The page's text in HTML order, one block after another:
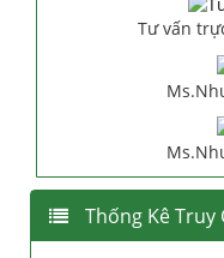
Tư vấn
Thống Kê Truy